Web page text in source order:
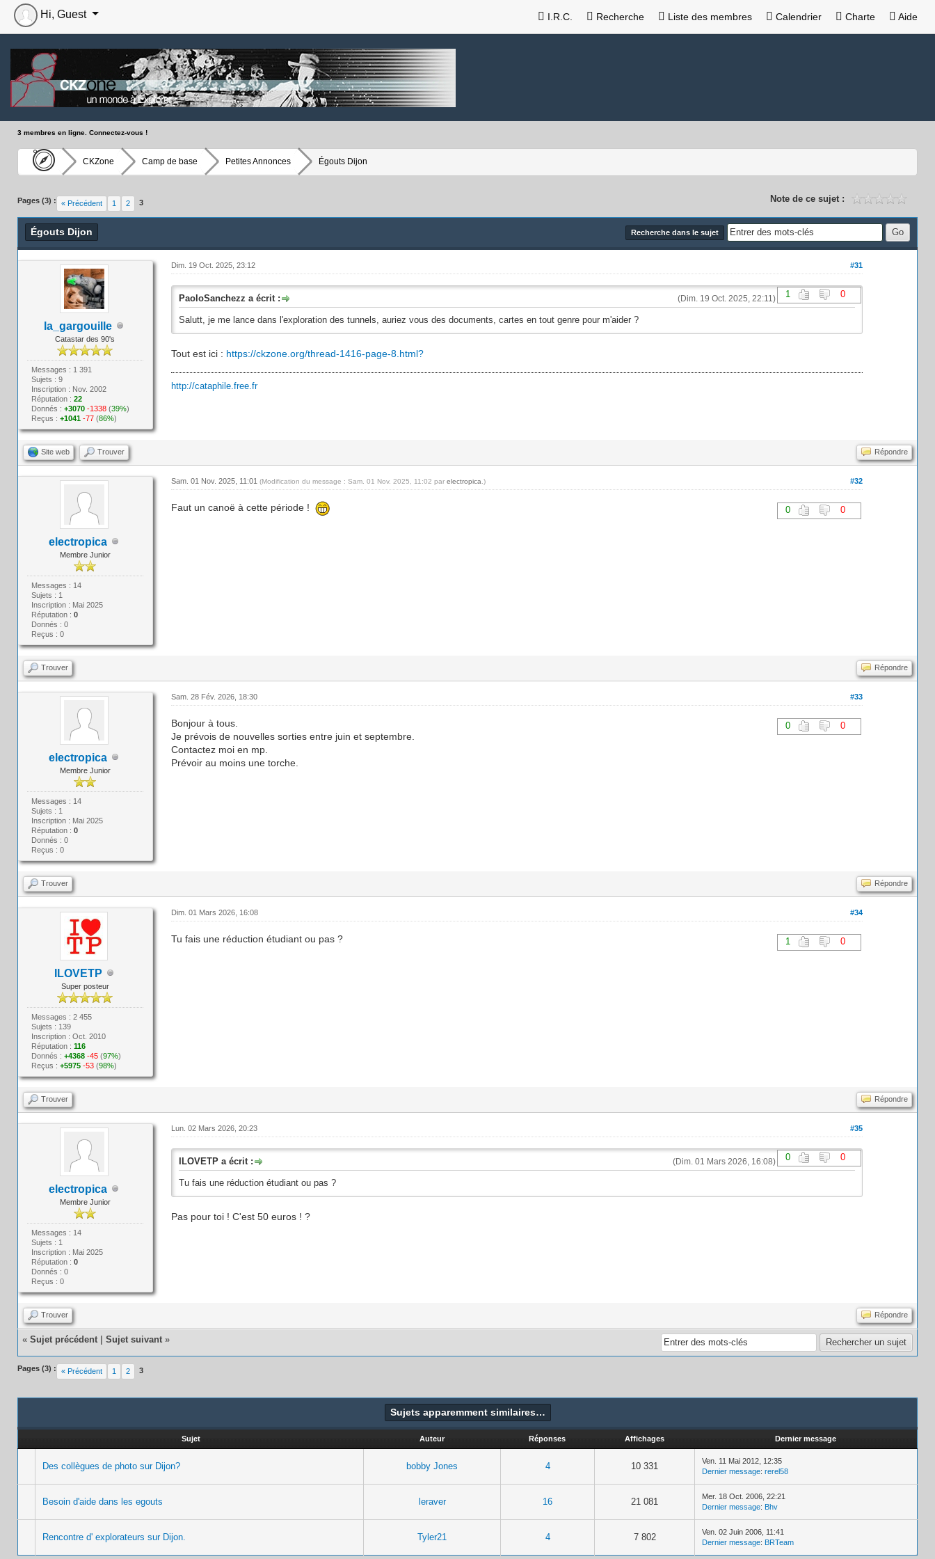
I.R.C. Recherche Liste des membres Calendrier Charte Aide
Hi, Guest
3 membres en ligne. Connectez-vous !
CKZone Camp de base Petites Annonces Égouts Dijon
Pages (3) : « Précédent 1 2 3 Note de ce sujet :
Recherche dans le sujet
Égouts Dijon
la_gargouille
Catastar des 90's
Messages : 1 391
Sujets : 9
Inscription : Nov. 2002
Réputation : 22
Donnés : +3070 -1338(39%)
Reçus : +1041 -77(86%)
#31
Dim. 19 Oct. 2025, 23:12
1 0
(Dim. 19 Oct. 2025, 22:11)
PaoloSanchezz a écrit :
Salutt, je me lance dans l'exploration des tunnels, auriez vous des documents, cartes en tout genre pour m'aider ?
Tout est ici : https://ckzone.org/thread-1416-page-8.html?
http://cataphile.free.fr
Site web Trouver Répondre
electropica
Membre Junior
Messages : 14
Sujets : 1
Inscription : Mai 2025
Réputation : 0
Donnés : 0
Reçus : 0
#32
Sam. 01 Nov. 2025, 11:01 (Modification du message : Sam. 01 Nov. 2025, 11:02 par electropica .)
0 0
Faut un canoë à cette période !
Trouver Répondre
electropica
Membre Junior
Messages : 14
Sujets : 1
Inscription : Mai 2025
Réputation : 0
Donnés : 0
Reçus : 0
#33
Sam. 28 Fév. 2026, 18:30
0 0
Bonjour à tous.
Je prévois de nouvelles sorties entre juin et septembre.
Contactez moi en mp.
Prévoir au moins une torche.
Trouver Répondre
ILOVETP
Super posteur
Messages : 2 455
Sujets : 139
Inscription : Oct. 2010
Réputation : 116
Donnés : +4368 -45(97%)
Reçus : +5975 -53(98%)
#34
Dim. 01 Mars 2026, 16:08
1 0
Tu fais une réduction étudiant ou pas ?
Trouver Répondre
electropica
Membre Junior
Messages : 14
Sujets : 1
Inscription : Mai 2025
Réputation : 0
Donnés : 0
Reçus : 0
#35
Lun. 02 Mars 2026, 20:23
0 0
(Dim. 01 Mars 2026, 16:08)
ILOVETP a écrit :
Tu fais une réduction étudiant ou pas ?
Pas pour toi ! C'est 50 euros ! ?
Trouver Répondre
« Sujet précédent Sujet suivant »
Pages (3) : « Précédent 1 2 3
Sujets apparemment similaires…
Sujet Auteur Réponses Affichages Dernier message
Des collègues de photo sur Dijon? bobby Jones 4 10 331
Ven. 11 Mai 2012, 12:35
Dernier message: rerel58
Besoin d'aide dans les egouts leraver 16 21 081
Mer. 18 Oct. 2006, 22:21
Dernier message: Bhv
Rencontre d' explorateurs sur Dijon. Tyler21 4 7 802
Ven. 02 Juin 2006, 11:41
Dernier message: BRTeam